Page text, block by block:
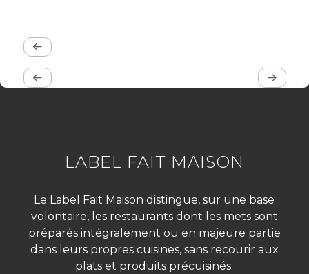
LABEL FAIT MAISON
Le Label Fait Maison distingue, sur une base
volontaire, les restaurants dont les mets sont
préparés intégralement ou en majeure partie
dans leurs propres cuisines, sans recourir aux
plats et produits précuisinés.